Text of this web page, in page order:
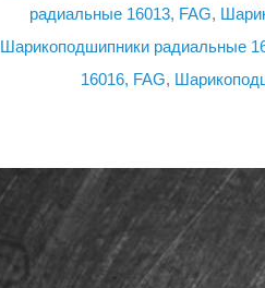
радиальные 16013, FAG,
Шарикоподшипники радиальные
16016, FAG,